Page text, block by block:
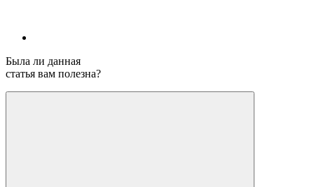
Была ли данная
статья вам полезна?